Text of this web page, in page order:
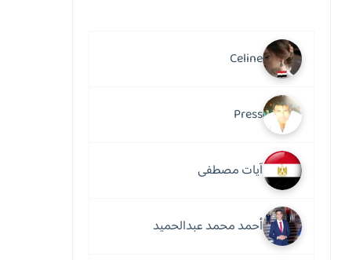
Celine
Press
آيات مصطفى
أحمد محمد عبدالحميد